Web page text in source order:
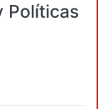
Políticas